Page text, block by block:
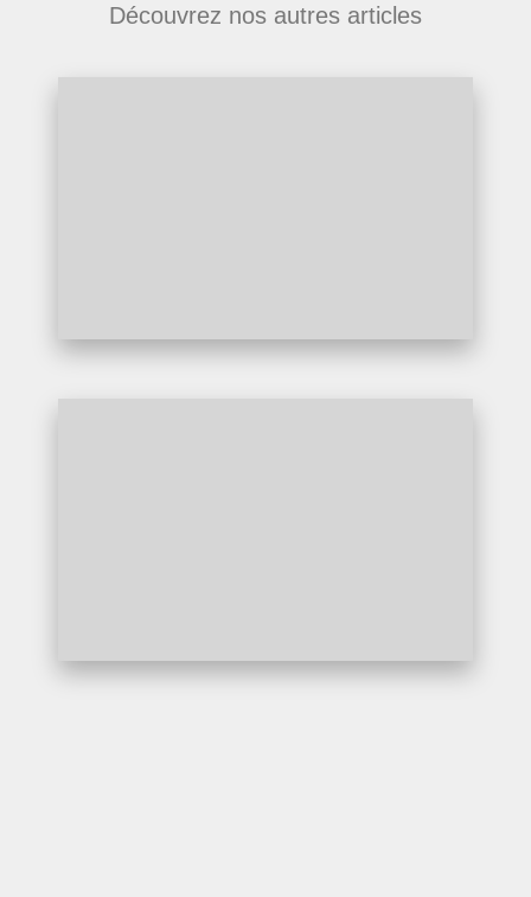
Découvrez nos autres articles